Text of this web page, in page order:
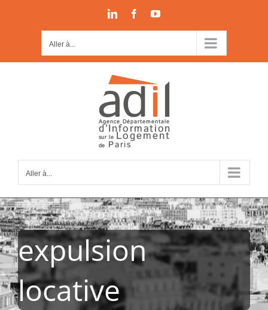
LinkedInFacebookYouTube
Aller à...
Aller à...
expulsion
locative